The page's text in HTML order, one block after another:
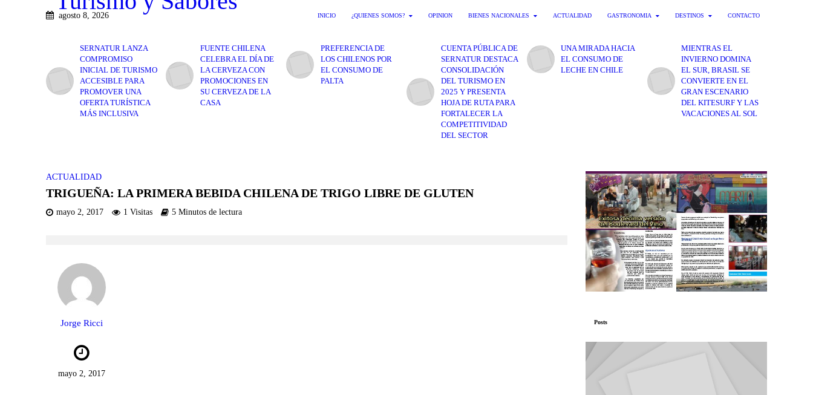
agosto 8, 2026 INICIO ¿QUIENES SOMOS? OPINION BIENES NACIONALES ACTUALIDAD GASTRONOMIA DESTINOS CONTACTO
SERNATUR LANZA
COMPROMISO
INICIAL DE TURISMO
ACCESIBLE PARA
PROMOVER UNA
OFERTA TURÍSTICA
MÁS INCLUSIVA
FUENTE CHILENA
CELEBRA EL DÍA DE
LA CERVEZA CON
PROMOCIONES EN
SU CERVEZA DE LA
CASA
PREFERENCIA DE
LOS CHILENOS POR
EL CONSUMO DE
PALTA
CUENTA PÚBLICA DE
SERNATUR DESTACA
CONSOLIDACIÓN
DEL TURISMO EN
2025 Y PRESENTA
HOJA DE RUTA PARA
FORTALECER LA
COMPETITIVIDAD
DEL SECTOR
UNA MIRADA HACIA
EL CONSUMO DE
LECHE EN CHILE
MIENTRAS EL
INVIERNO DOMINA
EL SUR, BRASIL SE
CONVIERTE EN EL
GRAN ESCENARIO
DEL KITESURF Y LAS
VACACIONES AL SOL
ACTUALIDAD
TRIGUEÑA: LA PRIMERA BEBIDA CHILENA DE TRIGO LIBRE DE GLUTEN
mayo 2, 2017 1 Visitas 5 Minutos de lectura
Jorge Ricci
mayo 2, 2017
Posts